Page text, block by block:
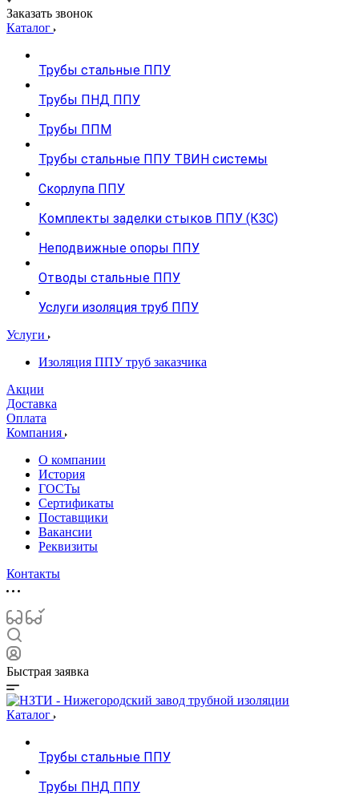
Заказать звонок
Каталог
Трубы стальные ППУ
Трубы ПНД ППУ
Трубы ППМ
Трубы стальные ППУ ТВИН системы
Скорлупа ППУ
Комплекты заделки стыков ППУ (КЗС)
Неподвижные опоры ППУ
Отводы стальные ППУ
Услуги изоляция труб ППУ
Услуги
Изоляция ППУ труб заказчика
Акции
Доставка
Оплата
Компания
О компании
История
ГОСТы
Сертификаты
Поставщики
Вакансии
Реквизиты
Контакты
Быстрая заявка
Каталог
Трубы стальные ППУ
Трубы ПНД ППУ